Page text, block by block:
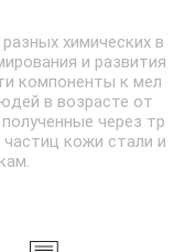
химических в
и развития
компоненты к мел
в возрасте от
через тр
кожи стали и